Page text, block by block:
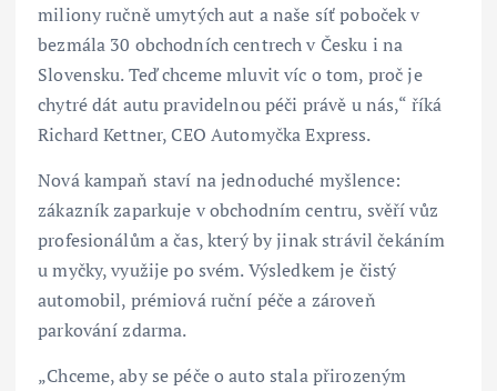
miliony ručně umytých aut a naše síť poboček v
bezmála 30 obchodních centrech v Česku i na
Slovensku. Teď chceme mluvit víc o tom, proč je
chytré dát autu pravidelnou péči právě u nás,“ říká
Richard Kettner, CEO Automyčka Express.
Nová kampaň staví na jednoduché myšlence:
zákazník zaparkuje v obchodním centru, svěří vůz
profesionálům a čas, který by jinak strávil čekáním
u myčky, využije po svém. Výsledkem je čistý
automobil, prémiová ruční péče a zároveň
parkování zdarma.
„Chceme, aby se péče o auto stala přirozeným